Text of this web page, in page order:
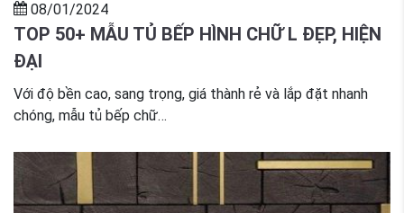
08/01/2024
TOP 50+ MẪU TỦ BẾP HÌNH CHỮ L ĐẸP, HIỆN
ĐẠI
Với độ bền cao, sang trọng, giá thành rẻ và lắp đặt nhanh
chóng, mẫu tủ bếp chữ…